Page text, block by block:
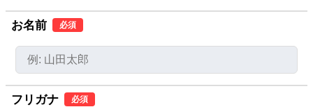
お名前 必須
フリガナ 必須